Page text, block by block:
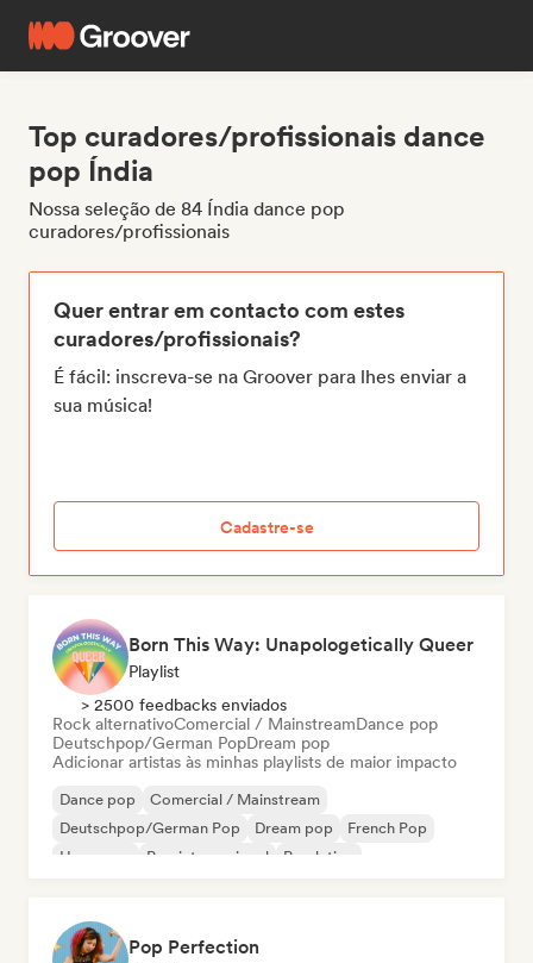
Top curadores/profissionais dance
pop Índia
Nossa seleção de 84 Índia dance pop
curadores/profissionais
Quer entrar em contacto com estes
curadores/profissionais?
É fácil: inscreva-se na Groover para lhes enviar a
sua música!
Cadastre-se
Born This Way: Unapologetically Queer
Playlist
> 2500 feedbacks enviados
Rock alternativoComercial / MainstreamDance pop
Deutschpop/German PopDream pop
Adicionar artistas às minhas playlists de maior impacto
Dance pop
Comercial / Mainstream
Deutschpop/German Pop
Dream pop
French Pop
Hyperpop
Pop internacional Pop latino
Pop Perfection